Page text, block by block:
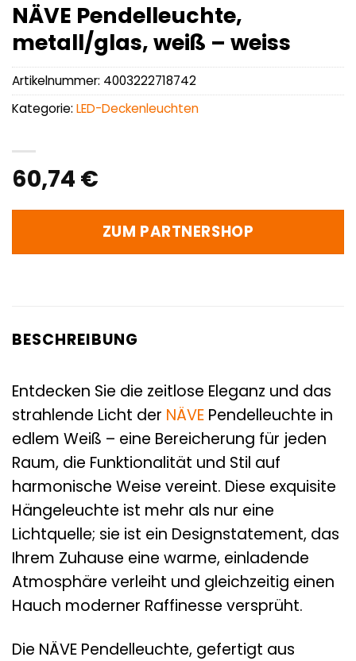
NÄVE Pendelleuchte,
metall/glas, weiß – weiss
60,74 €
ZUM PARTNERSHOP
Artikelnummer: 4003222718742
Kategorie: LED-Deckenleuchten
BESCHREIBUNG
Entdecken Sie die zeitlose Eleganz und das
strahlende Licht der NÄVE Pendelleuchte in
edlem Weiß – eine Bereicherung für jeden
Raum, die Funktionalität und Stil auf
harmonische Weise vereint. Diese exquisite
Hängeleuchte ist mehr als nur eine
Lichtquelle; sie ist ein Designstatement, das
Ihrem Zuhause eine warme, einladende
Atmosphäre verleiht und gleichzeitig einen
Hauch moderner Raffinesse versprüht.
Die NÄVE Pendelleuchte, gefertigt aus